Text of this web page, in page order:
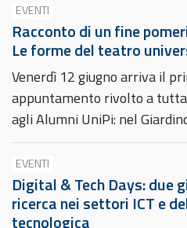
EVENTI
Racconto di un fine
Le forme del teatro
Venerdì 12 giugno arriva il
appuntamento rivolto a tutta
agli Alumni UniPi: nel
EVENTI
Digital & Tech Days: due
ricerca nei settori ICT e
tecnologica